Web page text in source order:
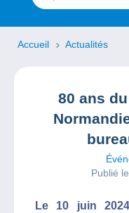
Accueil Actualités
80 ans
Publié
Le 10 juin